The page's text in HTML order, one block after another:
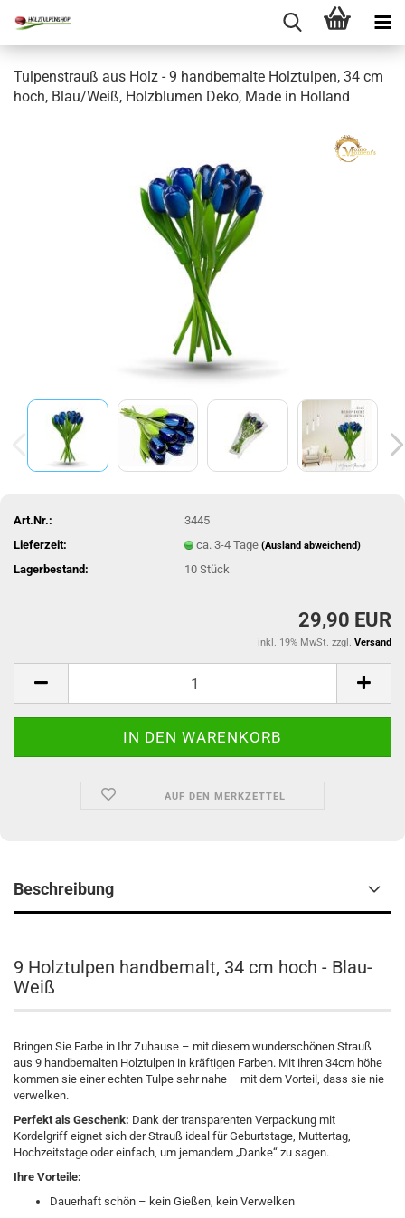
Tulpenstrauß aus Holz - 9 handbemalte Holztulpen, 34 cm
hoch, Blau/Weiß, Holzblumen Deko, Made in Holland
Art.Nr.:
3445
Lieferzeit:
ca. 3-4 Tage(Ausland abweichend)
Lagerbestand: 10Stück
29,90 EUR
inkl. 19% MwSt. zzgl. Versand
AUF DEN MERKZETTEL
Beschreibung
9 Holztulpen handbemalt, 34 cm hoch - Blau-
Weiß
Bringen Sie Farbe in Ihr Zuhause – mit diesem wunderschönen Strauß
aus 9 handbemalten Holztulpen in kräftigen Farben. Mit ihren 34cm höhe
kommen sie einer echten Tulpe sehr nahe – mit dem Vorteil, dass sie nie
verwelken.
Perfekt als Geschenk: Dank der transparenten Verpackung mit
Kordelgriff eignet sich der Strauß ideal für Geburtstage, Muttertag,
Hochzeitstage oder einfach, um jemandem „Danke“ zu sagen.
Ihre Vorteile:
Dauerhaft schön – kein Gießen, kein Verwelken